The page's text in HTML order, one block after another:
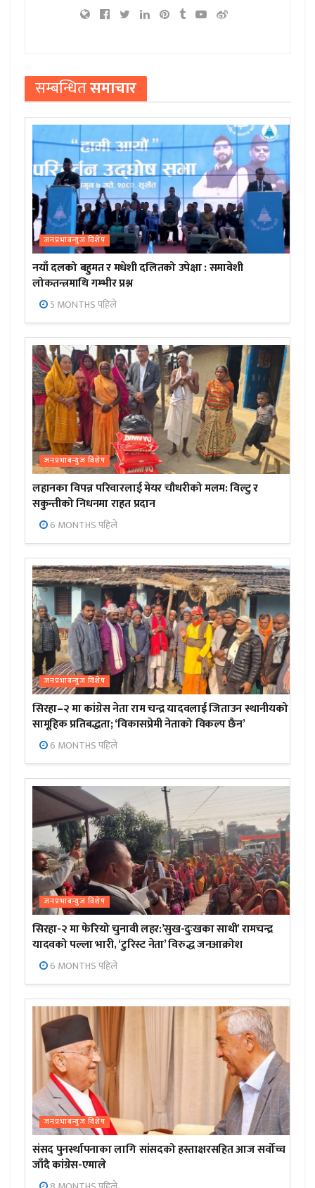
सम्बन्धितसमाचार
जनप्रभाबन्युज विशेष
नयाँ दलको बहुमत र मधेशी दलितको उपेक्षा : समावेशी
लोकतन्त्रमाथि गम्भीर प्रश्न
5 MONTHS पहिले
जनप्रभाबन्युज विशेष
लहानका विपन्न परिवारलाई मेयर चौधरीको मलम: विल्टु र
सकुन्तीको निधनमा राहत प्रदान
6 MONTHS पहिले
जनप्रभाबन्युज विशेष
सिरहा–२ मा कांग्रेस नेता राम चन्द्र यादवलाई जिताउन स्थानीयको
सामूहिक प्रतिबद्धता; ‘विकासप्रेमी नेताको विकल्प छैन’
6 MONTHS पहिले
जनप्रभाबन्युज विशेष
सिरहा-२ मा फेरियो चुनावी लहर:’सुख-दुःखका साथी’ रामचन्द्र
यादवको पल्ला भारी, ‘टुरिस्ट नेता’ विरुद्ध जनआक्रोश
6 MONTHS पहिले
जनप्रभाबन्युज विशेष
संसद पुनर्स्थापनाका लागि सांसदको हस्ताक्षरसहित आज सर्वोच्च
जाँदै कांग्रेस-एमाले